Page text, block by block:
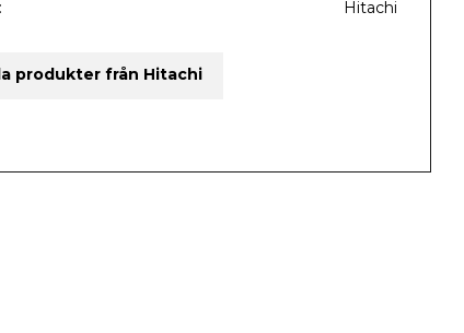
Hitachi
produkter från Hitachi